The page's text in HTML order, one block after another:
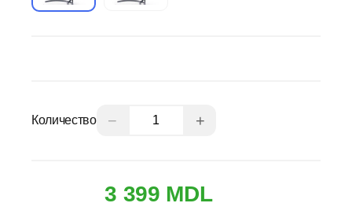
Количество − +
3 399 MDL